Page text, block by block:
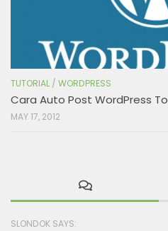
TUTORIAL / WORDPRESS
Cara Auto Post WordPress
MAY 17, 2012
SLONDOK SAYS: